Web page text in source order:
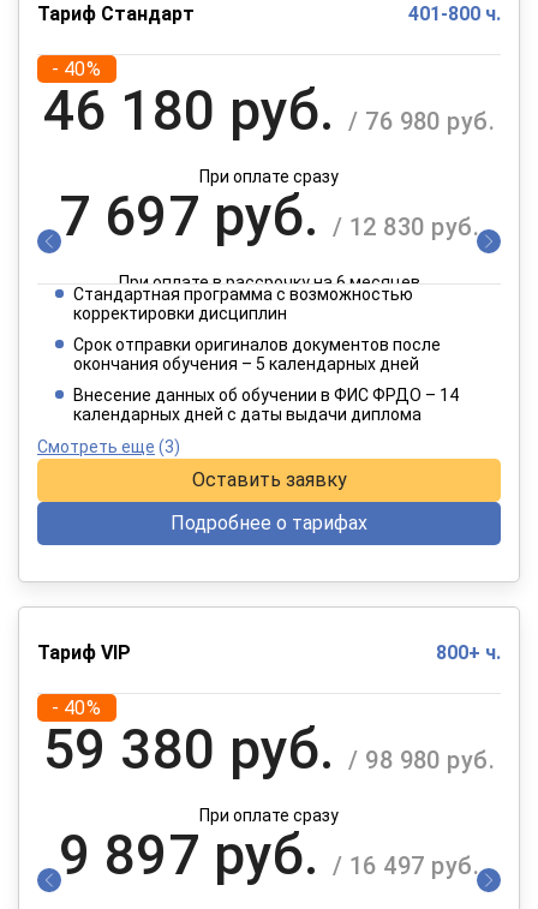
Тариф Стандарт 401-800 ч.
- 40%
46 180 руб. / 76 980 руб.
При оплате сразу
7 697 руб. / 12 830 руб.
При оплате в рассрочку на 6 месяцев
3 849 руб.
При оплате в рассрочку на 12 месяцев
Стандартная программа с возможностью
корректировки дисциплин
Срок отправки оригиналов документов после
окончания обучения – 5 календарных дней
Внесение данных об обучении в ФИС ФРДО – 14
календарных дней с даты выдачи диплома
Смотреть еще (3)
Оставить заявку
Подробнее о тарифах
Тариф VIP 800+ ч.
- 40%
59 380 руб. / 98 980 руб.
При оплате сразу
9 897 руб. / 16 497 руб.